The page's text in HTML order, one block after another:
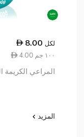
8.00 لكل
4.00 ١٠٠ جم
المراعي الكريمة
المزيد